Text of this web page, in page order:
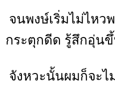
จนพงษ์เริ่มไม่ไหว
กระตุกดีด รู้สึกอุ่นขึ้
จังหวะนั้นผมก็จะไ